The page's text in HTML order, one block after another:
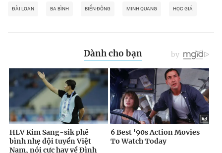
ĐÀI LOAN BA BÌNH BIỂN ĐÔNG MINH QUANG HỌC GIẢ